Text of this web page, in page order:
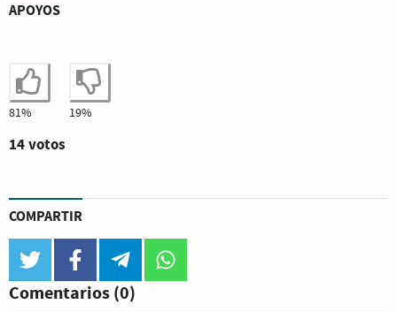
APOYOS
Estoy de acuerdo
81% No estoy de acuerdo
19%
14 votos
COMPARTIR
twitter facebook telegram
Comentarios(0)